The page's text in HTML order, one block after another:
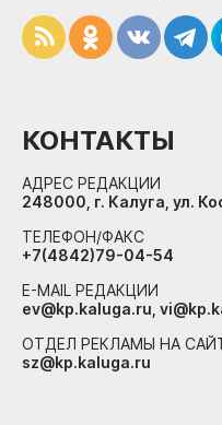
КОНТАКТЫ
АДРЕС РЕДАКЦИИ
248000, г. Калуга, ул.
ТЕЛЕФОН/ФАКС
+7(4842)79-04-54
E-MAIL РЕДАКЦИИ
ev@kp.kaluga.ru,
ОТДЕЛ РЕКЛАМЫ НА
sz@kp.kaluga.ru